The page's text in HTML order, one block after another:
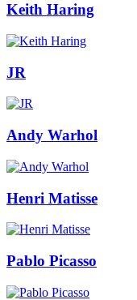
Keith Haring
JR
Andy Warhol
Henri Matisse
Pablo Picasso